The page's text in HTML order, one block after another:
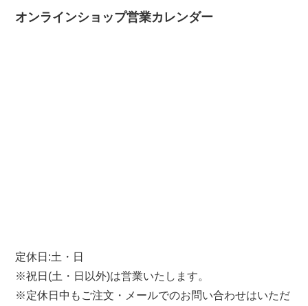
オンラインショップ営業カレンダー
定休日:土・日
※祝日(土・日以外)は営業いたします。
※定休日中もご注文・メールでのお問い合わせはいただ